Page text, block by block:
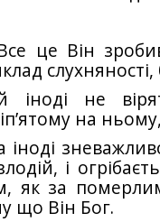
це Він
іноді не
на
іноді
і
як за
що Він Бог.